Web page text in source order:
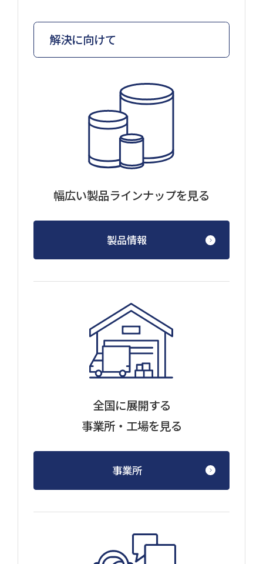
解決に向けて
幅広い製品ラインナップを見る
製品情報
全国に展開する
事業所・工場を見る
事業所